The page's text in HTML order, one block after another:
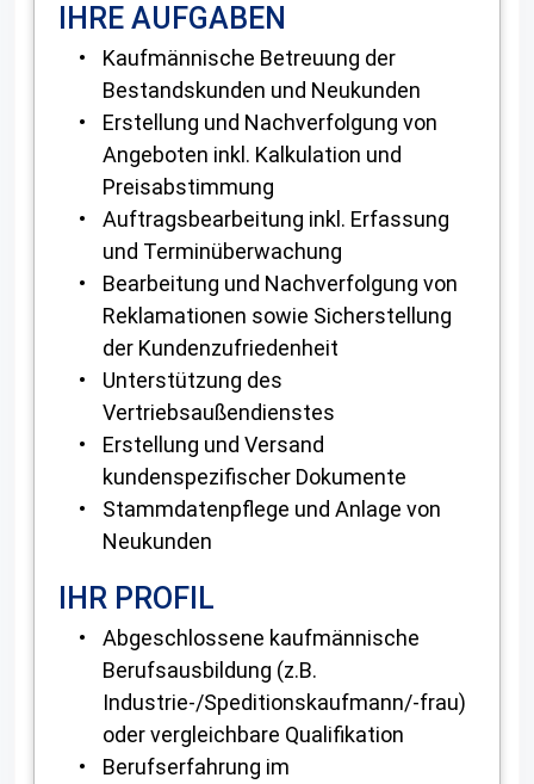
IHRE AUFGABEN
Kaufmännische Betreuung der
Bestandskunden und Neukunden
Erstellung und Nachverfolgung von
Angeboten inkl. Kalkulation und
Preisabstimmung
Auftragsbearbeitung inkl. Erfassung
und Terminüberwachung
Bearbeitung und Nachverfolgung von
Reklamationen sowie Sicherstellung
der Kundenzufriedenheit
Unterstützung des
Vertriebsaußendienstes
Erstellung und Versand
kundenspezifischer Dokumente
Stammdatenpflege und Anlage von
Neukunden
IHR PROFIL
Abgeschlossene kaufmännische
Berufsausbildung (z.B.
Industrie-/Speditionskaufmann/-frau)
oder vergleichbare Qualifikation
Berufserfahrung im